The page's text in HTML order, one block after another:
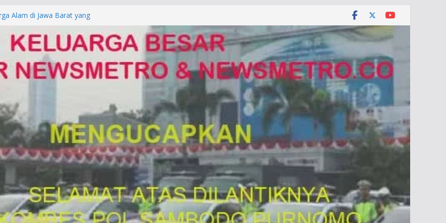
Alam di Jawa Barat yang
KUHAP Baru 2026, Tegaskan
Dipidana
DENPASAR DAN
POLDA BALI DIDUGA
ke Mabes Polri
Palsu, Kapolres
SIM